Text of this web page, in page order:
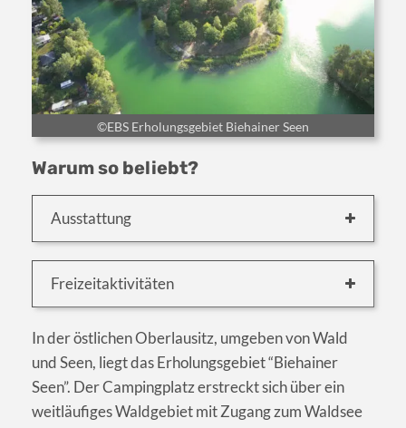
©EBS Erholungsgebiet Biehainer Seen
Warum so beliebt?
Ausstattung
Freizeitaktivitäten
In der östlichen Oberlausitz, umgeben von Wald
und Seen, liegt das Erholungsgebiet “Biehainer
Seen”. Der Campingplatz erstreckt sich über ein
weitläufiges Waldgebiet mit Zugang zum Waldsee